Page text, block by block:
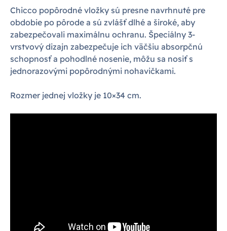
Chicco popôrodné vložky sú presne navrhnuté pre
obdobie po pôrode a sú zvlášť dlhé a široké, aby
zabezpečovali maximálnu ochranu. Špeciálny 3-
vrstvový dizajn zabezpečuje ich väčšiu absorpčnú
schopnosť a pohodlné nosenie, môžu sa nosiť s
jednorazovými popôrodnými nohavičkami.
Rozmer jednej vložky je 10×34 cm.